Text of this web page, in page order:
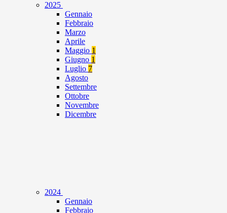
2025
Gennaio
Febbraio
Marzo
Aprile
Maggio 1
Giugno 1
Luglio 7
Agosto
Settembre
Ottobre
Novembre
Dicembre
2024
Gennaio
Febbraio